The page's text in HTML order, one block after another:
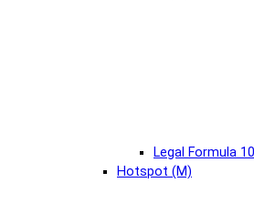
Legal Formula
Hotspot (М)